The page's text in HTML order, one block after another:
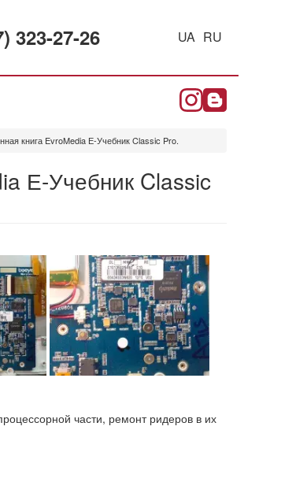
323-27-26 UA RU
книга EvroMedia Е-Учебник Classic Pro.
Е-Учебник Classic
части, ремонт ридеров в их